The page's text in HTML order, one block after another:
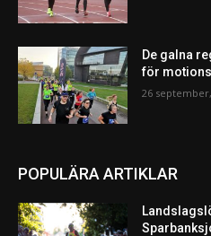
De galna
för
26
POPULÄRA ARTIKLAR